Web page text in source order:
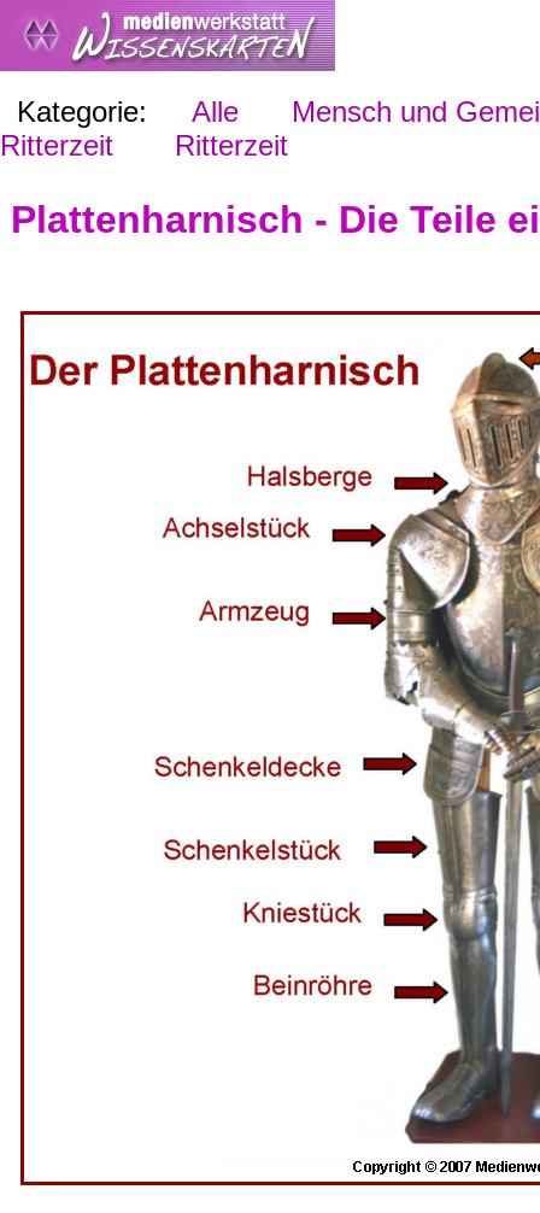
Kategorie: Alle
Mensch und
Ritterzeit
Ritterzeit
Plattenharnisch - Die Teile